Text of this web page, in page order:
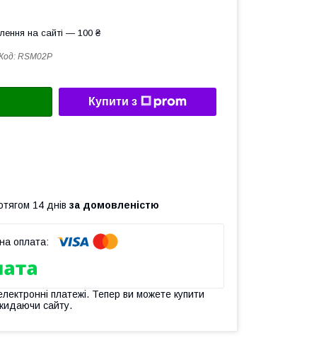
на сайті — 100 ₴
RSM02P
Купити з
14 днів за домовленістю
платежі. Тепер ви можете купити
сайту.